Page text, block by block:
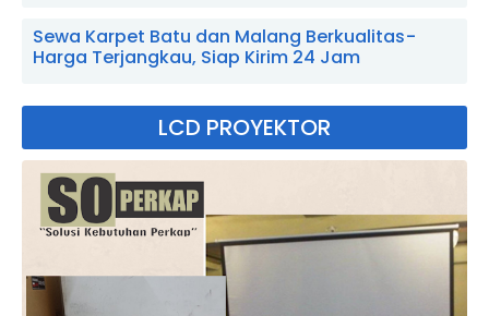
Sewa Karpet Batu dan Malang Berkualitas -
Harga Terjangkau, Siap Kirim 24 Jam
LCD PROYEKTOR